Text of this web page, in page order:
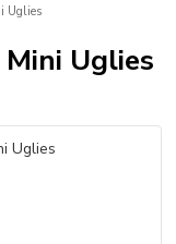
Uglies
Uglies